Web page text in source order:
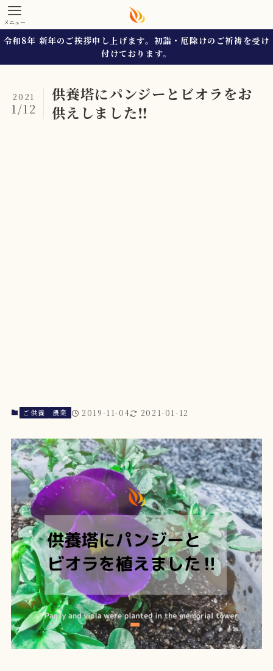
メニュー
令和8年 新年のご挨拶申し上げます。初詣・厄除けのご祈祷を受け
付けております。
供養塔にパンジーとビオラをお
供えしました‼
2021
1/12
ご供養 農業 2019-11-04 2021-01-12